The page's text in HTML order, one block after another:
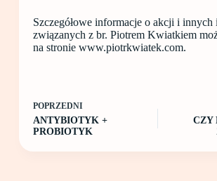
Szczegółowe informacje o akcji i
związanych z br. Piotrem Kwiatkiem
na stronie www.piotrkwiatek.com.
POPRZEDNI
ANTYBIOTYK +
PROBIOTYK
CZY